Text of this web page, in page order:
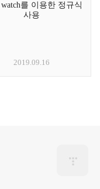
를 이용한 정규식
사용
2019.09.16